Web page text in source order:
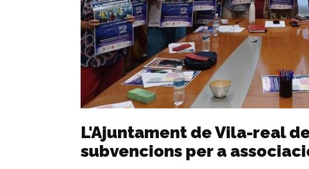
L'Ajuntament de Vila-real
subvencions per a